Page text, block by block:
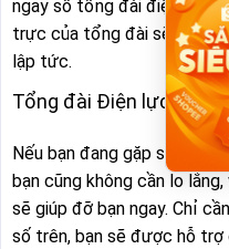
ngay số tổng đài điện lực
trực của tổng đài sẽ hướng
lập tức.
Tổng đài Điện lực TP.
Nếu bạn đang gặp sự cố
bạn cũng không cần lo
sẽ giúp đỡ bạn ngay. Chỉ
số trên, bạn sẽ được hỗ trợ